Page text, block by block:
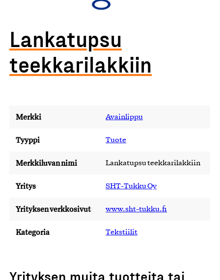
Lankatupsu
teekkarilakkiin
Merkki Avainlippu
Tyyppi Tuote
Merkkiluvan nimi Lankatupsu teekkarilakkiin
Yritys SHT-Tukku Oy
Yrityksen verkkosivut www.sht-tukku.fi
Kategoria Tekstiilit
Yrityksen muita tuotteita tai